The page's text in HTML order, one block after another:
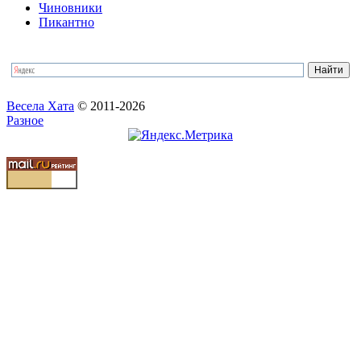
Чиновники
Пикантно
Весела Хата © 2011-2026
Разное